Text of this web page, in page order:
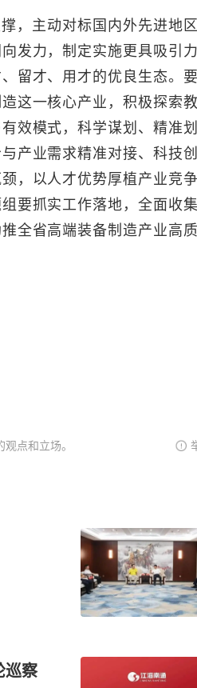
，主动对标国内外先进地
发力，制定实施更具吸引力
留才、用才的优良生态。
这一核心产业，积极探索
效模式，科学谋划、精准
产业需求精准对接、科技
，以人才优势厚植产业竞
要抓实工作落地，全面收
全省高端装备制造产业高
点和立场。
巡察